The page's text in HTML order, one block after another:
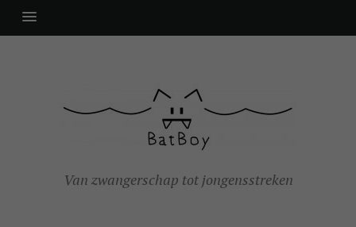
Van zwangerschap tot jongensstreken